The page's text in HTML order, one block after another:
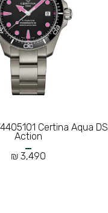
Certina Aqua DS
Action
3,490 ₪